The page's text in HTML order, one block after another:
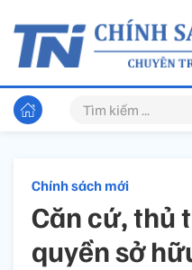
Chính sách mới
Căn cứ, thủ
quyền sở